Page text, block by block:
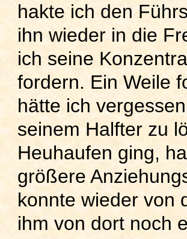
hakte ich den
ihn wieder in die
ich seine
fordern. Ein Weile
hätte ich
seinem Halfter zu
Heuhaufen ging,
größere
konnte wieder von
ihm von dort noch